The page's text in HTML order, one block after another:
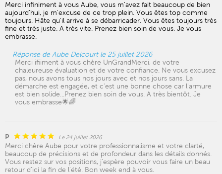
Merci infiniment à vous Aube, vous m'avez fait beaucoup de bien
aujourd'hui, je m'excuse de ce trop plein. Vous êtes top comme
toujours. Hâte qu'il arrive à se débarricader. Vous êtes toujours très
fine et très juste. A très vite. Prenez bien soin de vous. Je vous
embrasse.
Réponse de Aube Delcourt le 25 juillet 2026
Merci ifiiment à vous chère UnGrandMerci, de votre
chaleureuse évaluation et de votre confiance. Ne vous excusez
pas, nous avons tous nos jours avec et nos jours sans. La
démarche est engagée, et c'est une bonne chose car l'armure
est bien solide...Prenez bien soin de vous. A très bientôt. Je
vous embrasse🌟🌈
P Le 24 juillet 2026
Merci chère Aube pour votre professionnalisme et votre clarté,
beaucoup de précisions et de profondeur dans les détails donnés.
Vous restez sur vos positions, j'espère pouvoir vous faire un beau
retour d'ici la fin de l'été. Bon week end à vous.